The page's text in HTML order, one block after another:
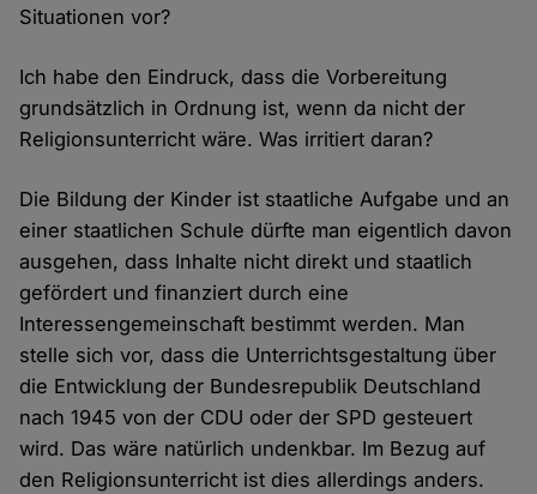
Situationen vor?
Ich habe den Eindruck, dass die Vorbereitung
grundsätzlich in Ordnung ist, wenn da nicht der
Religionsunterricht wäre. Was irritiert daran?
Die Bildung der Kinder ist staatliche Aufgabe und an
einer staatlichen Schule dürfte man eigentlich davon
ausgehen, dass Inhalte nicht direkt und staatlich
gefördert und finanziert durch eine
Interessengemeinschaft bestimmt werden. Man
stelle sich vor, dass die Unterrichtsgestaltung über
die Entwicklung der Bundesrepublik Deutschland
nach 1945 von der CDU oder der SPD gesteuert
wird. Das wäre natürlich undenkbar. Im Bezug auf
den Religionsunterricht ist dies allerdings anders.